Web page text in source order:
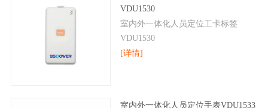
VDU1530
室内外一体化人员定位工卡标签
VDU1530
[详情]
室内外一体化人员定位手表VDU1533